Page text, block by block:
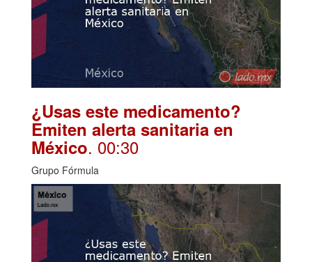
¿Usas este medicamento?
Emiten alerta sanitaria en
México. 00:30
Grupo Fórmula